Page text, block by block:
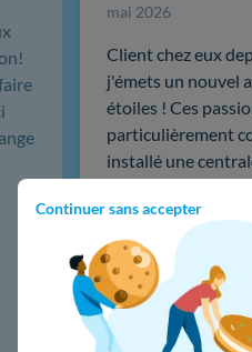
Continuer sans accepter
mai 2026
Client chez eux
j'émets un nouvel
étoiles ! Ces
particulièrement
installé une
batterie 5kw
de gamme. …